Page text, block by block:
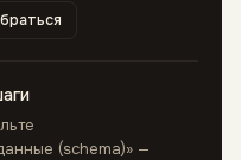
(schema)» —